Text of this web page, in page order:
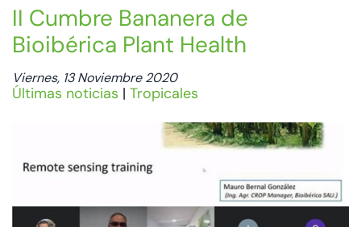
II Cumbre Bananera de
Bioibérica Plant Health
Viernes, 13 Noviembre 2020
Últimas noticias | Tropicales